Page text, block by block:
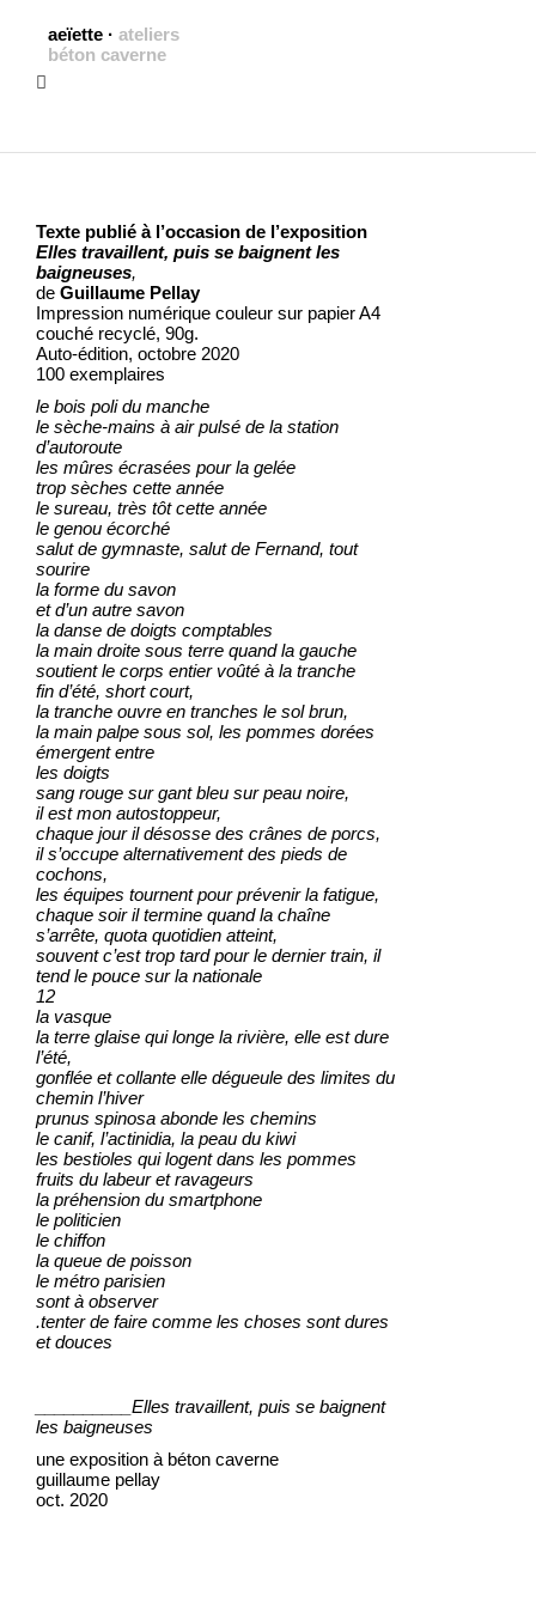
aeïette · ateliers
béton caverne
Texte publié à l’occasion de l’exposition
Elles travaillent, puis se baignent les
baigneuses,
de Guillaume Pellay
Impression numérique couleur sur papier A4
couché recyclé, 90g.
Auto-édition, octobre 2020
100 exemplaires
le bois poli du manche
le sèche-mains à air pulsé de la station
d’autoroute
les mûres écrasées pour la gelée
trop sèches cette année
le sureau, très tôt cette année
le genou écorché
salut de gymnaste, salut de Fernand, tout
sourire
la forme du savon
et d’un autre savon
la danse de doigts comptables
la main droite sous terre quand la gauche
soutient le corps entier voûté à la tranche
fin d’été, short court,
la tranche ouvre en tranches le sol brun,
la main palpe sous sol, les pommes dorées
émergent entre
les doigts
sang rouge sur gant bleu sur peau noire,
il est mon autostoppeur,
chaque jour il désosse des crânes de porcs,
il s’occupe alternativement des pieds de
cochons,
les équipes tournent pour prévenir la fatigue,
chaque soir il termine quand la chaîne
s’arrête, quota quotidien atteint,
souvent c’est trop tard pour le dernier train, il
tend le pouce sur la nationale
12
la vasque
la terre glaise qui longe la rivière, elle est dure
l’été,
gonflée et collante elle dégueule des limites du
chemin l’hiver
prunus spinosa abonde les chemins
le canif, l’actinidia, la peau du kiwi
les bestioles qui logent dans les pommes
fruits du labeur et ravageurs
la préhension du smartphone
le politicien
le chiffon
la queue de poisson
le métro parisien
sont à observer
.tenter de faire comme les choses sont dures
et douces
__________Elles travaillent, puis se baignent
les baigneuses
une exposition à béton caverne
guillaume pellay
oct. 2020